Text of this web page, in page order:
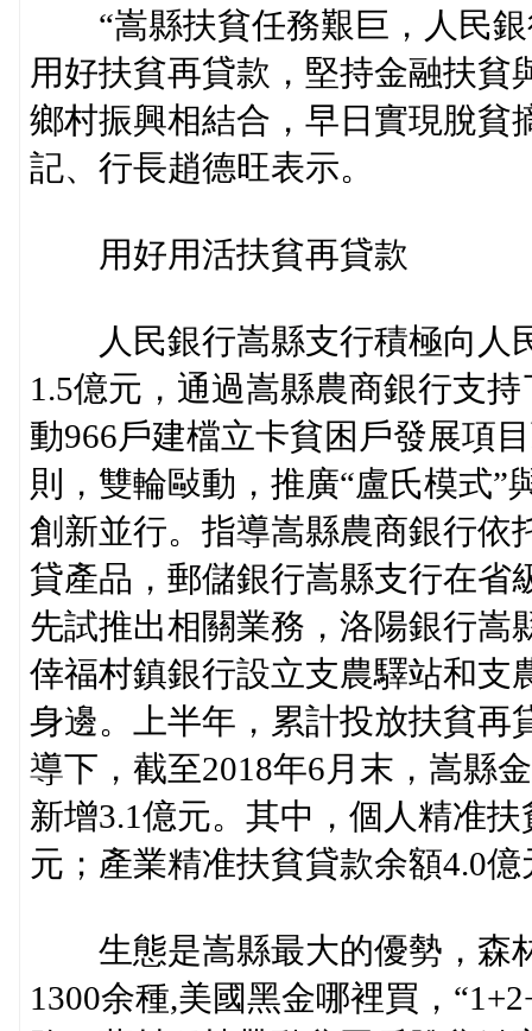
“嵩縣扶貧任務艱巨，人民銀
用好扶貧再貸款，堅持金融扶貧
鄉村振興相結合，早日實現脫貧
記、行長趙德旺表示。
用好用活扶貧再貸款
人民銀行嵩縣支行積極向人
1.5億元，通過嵩縣農商銀行支
動966戶建檔立卡貧困戶發展項
則，雙輪敺動，推廣“盧氏模式
創新並行。指導嵩縣農商銀行依
貸產品，郵儲銀行嵩縣支行在省
先試推出相關業務，洛陽銀行嵩
倖福村鎮銀行設立支農驛站和支
身邊。上半年，累計投放扶貧再
導下，截至2018年6月末，嵩縣
新增3.1億元。其中，個人精准
元；產業精准扶貧貸款余額4.0
生態是嵩縣最大的優勢，森
1300余種,美國黑金哪裡買，